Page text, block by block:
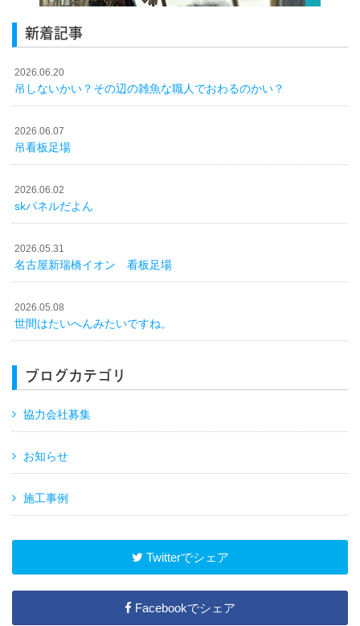
新着記事
2026.06.20
吊しないかい？その辺の雑魚な職人でおわるのかい？
2026.06.07
吊看板足場
2026.06.02
skパネルだよん
2026.05.31
名古屋新瑞橋イオン 看板足場
2026.05.08
世間はたいへんみたいですね。
ブログカテゴリ
協力会社募集
お知らせ
施工事例
Twitterでシェア
Facebookでシェア